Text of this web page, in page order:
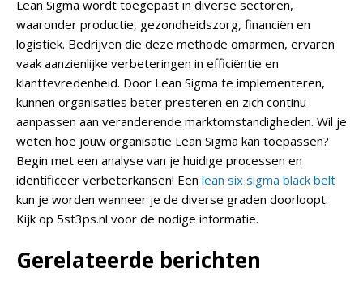
Lean Sigma wordt toegepast in diverse sectoren,
waaronder productie, gezondheidszorg, financiën en
logistiek. Bedrijven die deze methode omarmen, ervaren
vaak aanzienlijke verbeteringen in efficiëntie en
klanttevredenheid. Door Lean Sigma te implementeren,
kunnen organisaties beter presteren en zich continu
aanpassen aan veranderende marktomstandigheden. Wil je
weten hoe jouw organisatie Lean Sigma kan toepassen?
Begin met een analyse van je huidige processen en
identificeer verbeterkansen! Een lean six sigma black belt
kun je worden wanneer je de diverse graden doorloopt.
Kijk op 5st3ps.nl voor de nodige informatie.
Gerelateerde berichten